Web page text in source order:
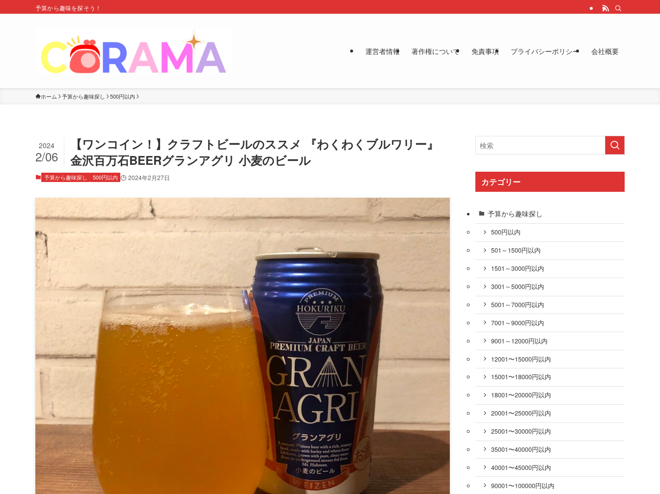
予算から趣味を探そう！
運営者情報 著作権について 免責事項 プライバシーポリシー 会社概要
ホーム 予算から趣味探し 500円以内
【ワンコイン！】クラフトビールのススメ 『わくわくブルワリー』
金沢百万石BEERグランアグリ 小麦のビール
2024
2/06
予算から趣味探し 500円以内 2024年2月27日 カテゴリー
予算から趣味探し
500円以内
501～1500円以内
1501～3000円以内
3001～5000円以内
5001～7000円以内
7001～9000円以内
9001～12000円以内
12001〜15000円以内
15001〜18000円以内
18001〜20000円以内
20001〜25000円以内
25001〜30000円以内
35001〜40000円以内
40001〜45000円以内
90001〜100000円以内